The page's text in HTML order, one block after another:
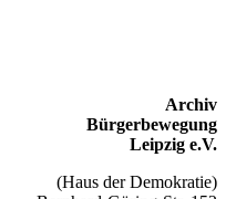
Archiv
Bürgerbewegung
Leipzig e.V.
(Haus der Demokratie)